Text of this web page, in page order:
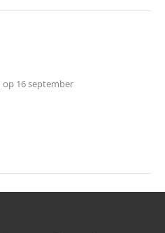
16 september